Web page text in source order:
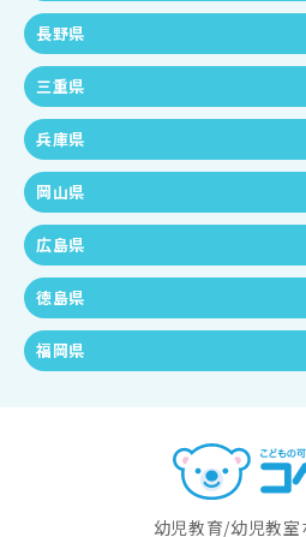
長野県
三重県
兵庫県
岡山県
広島県
徳島県
福岡県
幼児教育/幼児教室